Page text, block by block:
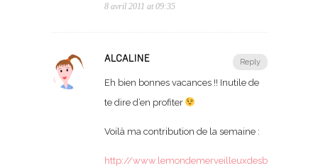
8 avril 2011 at 09:35
Reply
ALCALINE
Eh bien bonnes vacances !! Inutile de
te dire d’en profiter
Voilà ma contribution de la semaine :
http://www.lemondemerveilleuxdesbebes.com/